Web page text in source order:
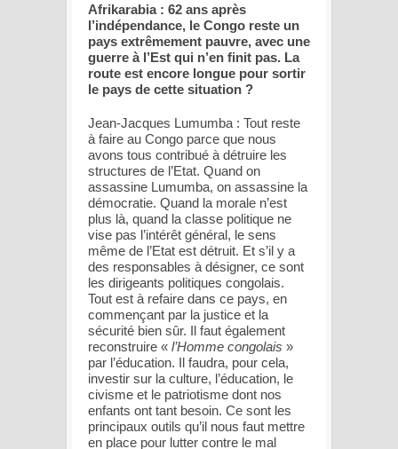
Afrikarabia : 62 ans après
l’indépendance, le Congo reste un
pays extrêmement pauvre, avec une
guerre à l’Est qui n’en finit pas. La
route est encore longue pour sortir
le pays de cette situation ?
Jean-Jacques Lumumba : Tout reste
à faire au Congo parce que nous
avons tous contribué à détruire les
structures de l’Etat. Quand on
assassine Lumumba, on assassine la
démocratie. Quand la morale n’est
plus là, quand la classe politique ne
vise pas l’intérêt général, le sens
même de l’Etat est détruit. Et s’il y a
des responsables à désigner, ce sont
les dirigeants politiques congolais.
Tout est à refaire dans ce pays, en
commençant par la justice et la
sécurité bien sûr. Il faut également
reconstruire « l’Homme congolais »
par l’éducation. Il faudra, pour cela,
investir sur la culture, l’éducation, le
civisme et le patriotisme dont nos
enfants ont tant besoin. Ce sont les
principaux outils qu’il nous faut mettre
en place pour lutter contre le mal